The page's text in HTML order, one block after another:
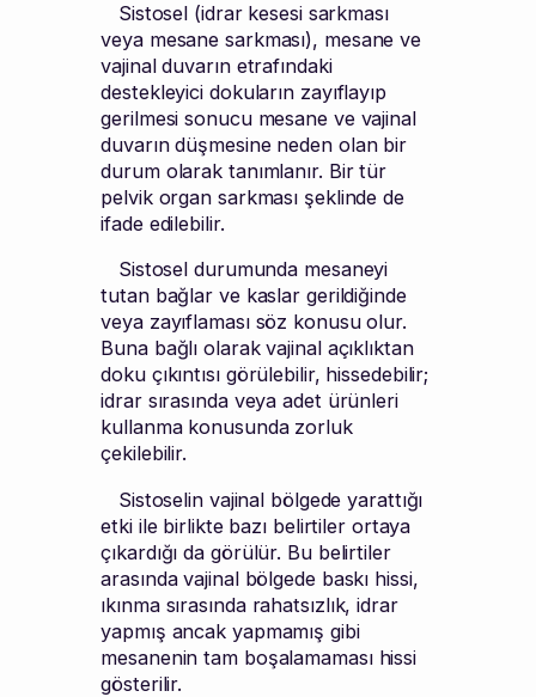
Sistosel (idrar kesesi sarkması
veya mesane sarkması), mesane ve
vajinal duvarın etrafındaki
destekleyici dokuların zayıflayıp
gerilmesi sonucu mesane ve vajinal
duvarın düşmesine neden olan bir
durum olarak tanımlanır. Bir tür
pelvik organ sarkması şeklinde de
ifade edilebilir.
Sistosel durumunda mesaneyi
tutan bağlar ve kaslar gerildiğinde
veya zayıflaması söz konusu olur.
Buna bağlı olarak vajinal açıklıktan
doku çıkıntısı görülebilir, hissedebilir;
idrar sırasında veya adet ürünleri
kullanma konusunda zorluk
çekilebilir.
Sistoselin vajinal bölgede yarattığı
etki ile birlikte bazı belirtiler ortaya
çıkardığı da görülür. Bu belirtiler
arasında vajinal bölgede baskı hissi,
ıkınma sırasında rahatsızlık, idrar
yapmış ancak yapmamış gibi
mesanenin tam boşalamaması hissi
gösterilir.